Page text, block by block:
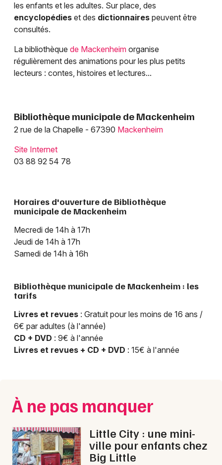
Artistes en tournée
Actus dans le Bas-Rhin
Magazine dans le Bas-Rhin
Actus tourisme & loisirs
Choisir mes départements
Mon email
Je m'abonne
les enfants et les adultes. Sur place, des
encyclopédies et des dictionnaires peuvent être
consultés.
La bibliothèque de Mackenheim organise
régulièrement des animations pour les plus petits
lecteurs : contes, histoires et lectures...
Bibliothèque municipale de Mackenheim
2 rue de la Chapelle - 67390 Mackenheim
Site Internet
03 88 92 54 78
Horaires d'ouverture de Bibliothèque
municipale de Mackenheim
Mecredi de 14h à 17h
Jeudi de 14h à 17h
Samedi de 14h à 16h
Bibliothèque municipale de Mackenheim : les
tarifs
Livres et revues : Gratuit pour les moins de 16 ans /
6€ par adultes (à l'année)
CD + DVD : 9€ à l'année
Livres et revues + CD + DVD : 15€ à l'année
À ne pas manquer
Little City : une mini-
ville pour enfants chez
Big Little